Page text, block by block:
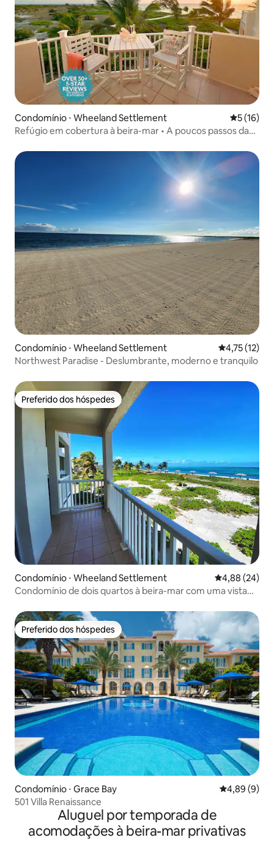
Condomínio ⋅ Wheeland Settlement 5 de uma
5 (16)
Refúgio em cobertura à beira-mar • A poucos passos da
Condomínio ⋅ Wheeland Settlement 4,75 de uma
4,75 (12)
Northwest Paradise - Deslumbrante, moderno e tranquilo
Preferido dos hóspedes
Preferido dos hóspedes
Condomínio ⋅ Wheeland Settlement 4,88 de uma
4,88 (24)
Condomínio de dois quartos à beira-mar com uma vista
Preferido dos hóspedes
Preferido dos hóspedes
Condomínio ⋅ Grace Bay 4,89 de uma
4,89 (9)
501 Villa Renaissance
Aluguel por temporada de
acomodações à beira-mar privativas